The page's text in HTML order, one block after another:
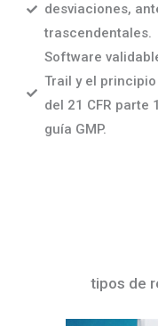
desviaciones,
trascendentales.
Software
Trail y el
del 21 CFR parte
guía GMP.
tipos de